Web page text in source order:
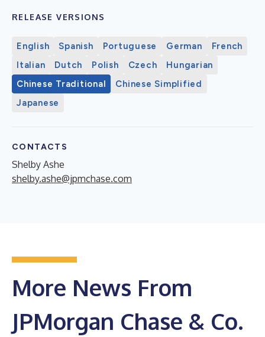
RELEASE VERSIONS
English Spanish Portuguese German
French
Italian
Dutch Polish Czech
Hungarian
Chinese Traditional
Chinese Simplified
Japanese
CONTACTS
Shelby Ashe
shelby.ashe@jpmchase.com
More News From
JPMorgan Chase & Co.